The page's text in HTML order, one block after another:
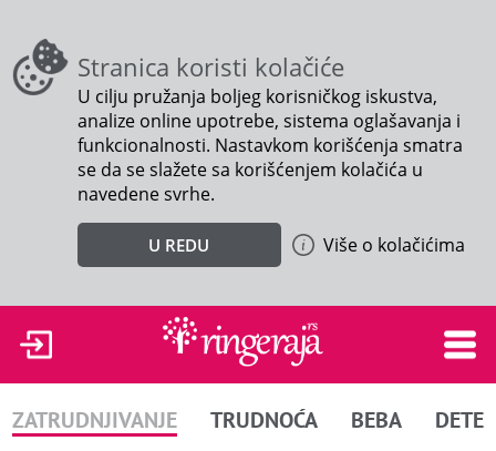
Stranica koristi kolačiće
U cilju pružanja boljeg korisničkog iskustva,
analize online upotrebe, sistema oglašavanja i
funkcionalnosti. Nastavkom korišćenja smatra
se da se slažete sa korišćenjem kolačića u
navedene svrhe.
U REDU Više o kolačićima
ZATRUDNJIVANJE TRUDNOĆA BEBA DETE